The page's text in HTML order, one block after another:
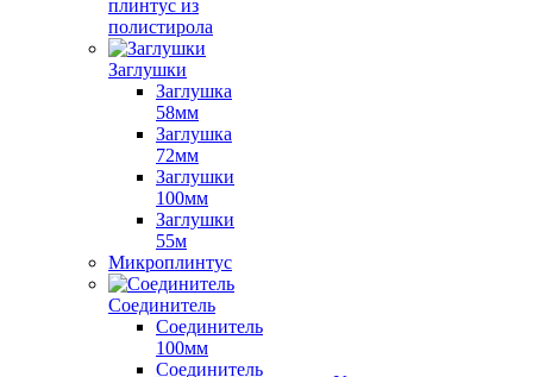
плинтус из
полистирола
Заглушки
Заглушка
58мм
Заглушка
72мм
Заглушки
100мм
Заглушки
55м
Микроплинтус
Соединитель
Соединитель
100мм
Соединитель